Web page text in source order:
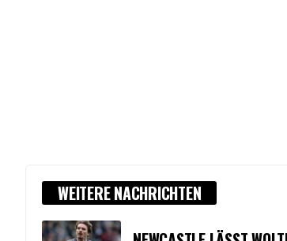
WEITERE NACHRICHTEN